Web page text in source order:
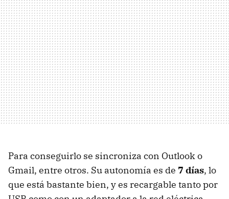
Para conseguirlo se sincroniza con Outlook o
Gmail, entre otros. Su autonomía es de 7 días, lo
que está bastante bien, y es recargable tanto por